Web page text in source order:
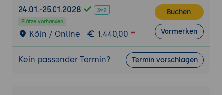
Krypto-Inventur mit Abhängigkeitskarte
erstellen.
6. Risikobewertung und Priorisierung
priorisieren
24.01.-25.01.2028
Plätze vorhanden
Köln / Online 1.440,00
Buchen
Vormerken
Kein passender Termin? Termin vorschlagen